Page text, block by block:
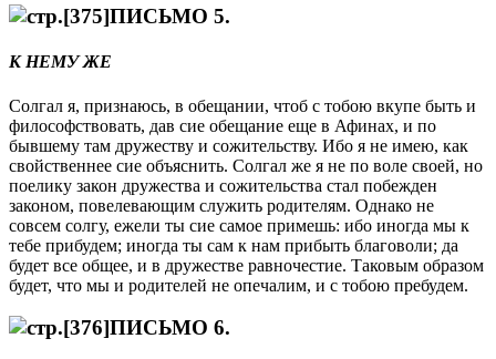
ПИСЬМО 5.
К НЕМУ ЖЕ
Солгал я, признаюсь, в обeщании, чтоб с тобою вкупe быть и
философствовать, дав сие обeщание еще в Афинах, и по
бывшему там дружеству и сожительству. Ибо я не имeю, как
свойственнeе сие объяснить. Солгал же я не по волe своей, но
поелику закон дружества и сожительства стал побeжден
законом, повелeвающим служить родителям. Однако не
совсeм солгу, ежели ты сие самое примешь: ибо иногда мы к
тебe прибудем; иногда ты сам к нам прибыть благоволи; да
будет все общее, и в дружествe равночестие. Таковым образом
будет, что мы и родителей не опечалим, и с тобою пребудем.
ПИСЬМО 6.